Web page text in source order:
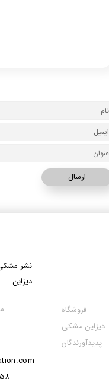
ارسال
نشر
دیزاین
فروشگاه
دیزاین مشکی
پدیدآورندگان